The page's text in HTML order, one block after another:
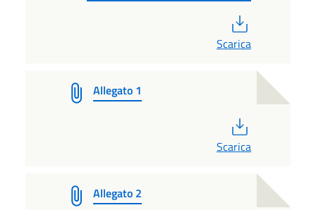
Scarica
Allegato 1
Scarica
Allegato 2